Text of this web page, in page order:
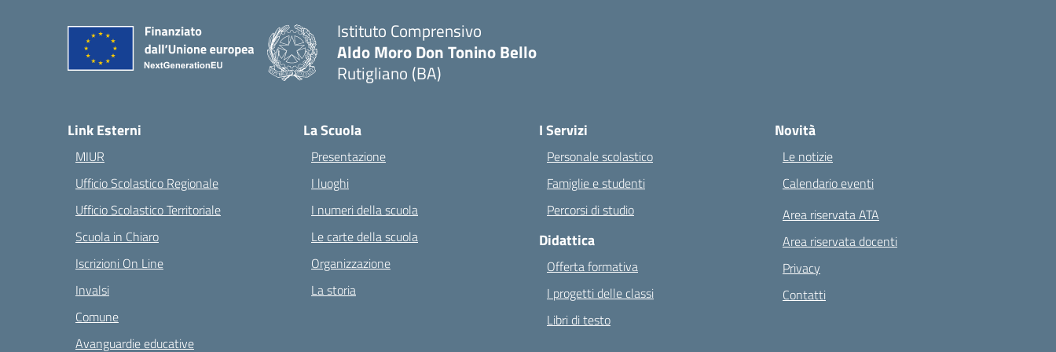
Istituto Comprensivo
Aldo Moro Don Tonino Bello
Rutigliano (BA)
Link Esterni
MIUR
Ufficio Scolastico Regionale
Ufficio Scolastico Territoriale
Scuola in Chiaro
Iscrizioni On Line
Invalsi
Comune
Avanguardie educative
La Scuola
Presentazione
I luoghi
I numeri della scuola
Le carte della scuola
Organizzazione
La storia
I Servizi
Personale scolastico
Famiglie e studenti
Percorsi di studio
Didattica
Offerta formativa
I progetti delle classi
Libri di testo
Novità
Le notizie
Calendario eventi
Area riservata ATA
Area riservata docenti
Privacy
Contatti